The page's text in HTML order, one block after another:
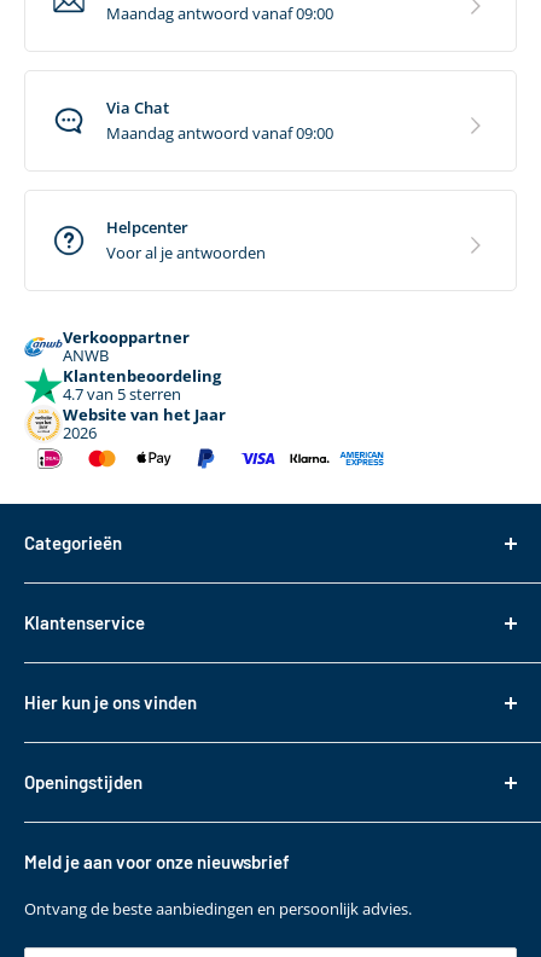
Maandag antwoord vanaf 09:00
Via Chat
Maandag antwoord vanaf 09:00
Helpcenter
Voor al je antwoorden
Verkooppartner
ANWB
Klantenbeoordeling
4.7 van 5 sterren
Website van het Jaar
2026
Categorieën
Dakdragers
Fietsendragers
Reistassen
Daktransport voor bedrijfswagens
Klantenservice
Over ons
Bezorgen & Afhalen
Retourneren
Garantie
Hier kun je ons vinden
Tasveld 14
3417XS Montfoort
+31 (0)348 220 138
Eklantenservice@bepakt.nl
Openingstijden
Maandag t/m. vrijdag
10:00 - 17:00
Meld je aan voor onze nieuwsbrief
Ontvang de beste aanbiedingen en persoonlijk advies.